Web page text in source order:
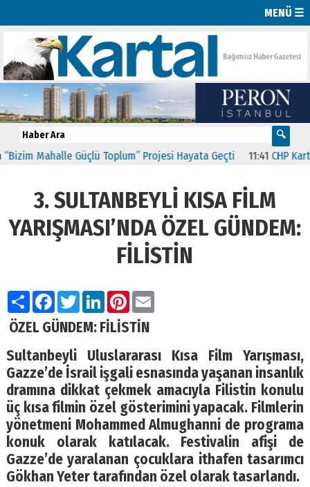
MENÜ ☰
Mahalle Güçlü Toplum” Projesi Hayata Geçti 11:41 CHP
3. SULTANBEYLİ KISA FİLM
YARIŞMASI’NDA ÖZEL GÜNDEM:
FİLİSTİN
PaylaşFacebook
TwitterLinkedIn
Pinterest
Email
ÖZEL GÜNDEM: FİLİSTİN
Sultanbeyli Uluslararası Kısa Film Yarışması,
Gazze’de İsrail işgali esnasında yaşanan insanlık
dramına dikkat çekmek amacıyla Filistin konulu
üç kısa filmin özel gösterimini yapacak. Filmlerin
yönetmeni Mohammed Almughanni de programa
konuk olarak katılacak. Festivalin afişi de
Gazze’de yaralanan çocuklara ithafen tasarımcı
Gökhan Yeter tarafından özel olarak tasarlandı.